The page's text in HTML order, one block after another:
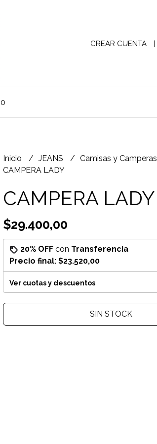
CREAR CUENTA
0
Inicio JEANS
Camisas y Camperas
CAMPERA LADY
CAMPERA LADY
$29.400,00
20% OFFcon Transferencia
Precio final: $23.520,00
Ver cuotas y descuentos
SIN STOCK